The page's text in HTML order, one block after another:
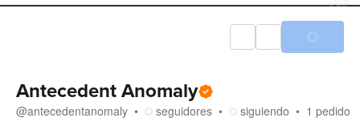
Antecedent Anomaly
@antecedentanomaly seguidores siguiendo 1 pedido